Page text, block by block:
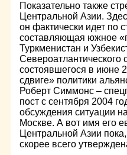
Показательно также
Центральной Азии.
он фактически идет по
составляющая южное
Туркменистан и
состоявшегося в июне
сдвиге» политики
Роберт Симмонс –
пост с сентября 2004
обсуждения ситуации
Москве. А вот имя его
Центральной Азии
скорее всего